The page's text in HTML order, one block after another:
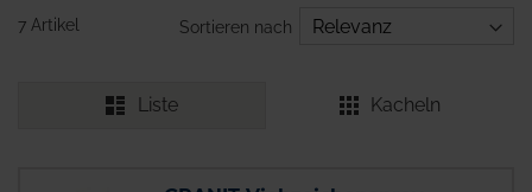
7 Artikel Sortieren nach
Liste Kacheln